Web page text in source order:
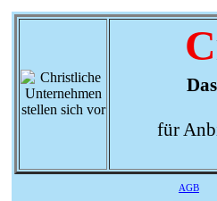
C
für
AGB